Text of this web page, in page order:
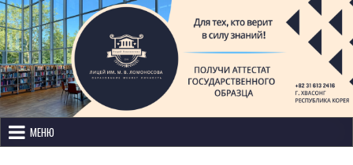
Лицей имени М. В. Ломоносова
с изучением иностранных языков
МЕНЮ